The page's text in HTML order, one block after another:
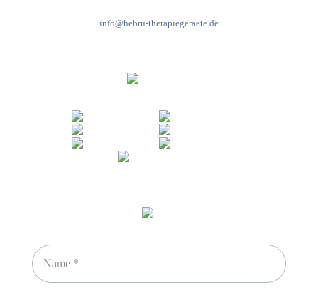
info@hebru-therapiegeraete.de